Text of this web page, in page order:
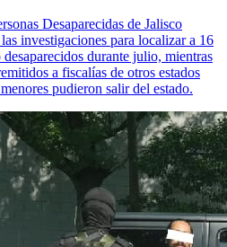
Desaparecidas de Jalisco
investigaciones para localizar a 16
durante julio, mientras
a fiscalías de otros estados
pudieron salir del estado.